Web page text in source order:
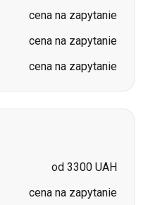
od 3300 UAH
cena na zapytanie
cena na zapytanie